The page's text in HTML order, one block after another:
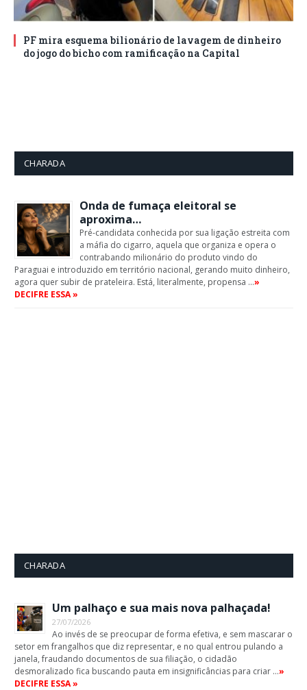
PF mira esquema bilionário de lavagem de dinheiro
do jogo do bicho com ramificação na Capital
CHARADA
Onda de fumaça eleitoral se
aproxima…
Pré-candidata conhecida por sua ligação estreita com
a máfia do cigarro, aquela que organiza e opera o
contrabando milionário do produto vindo do
Paraguai e introduzido em território nacional, gerando muito dinheiro,
agora quer subir de prateleira. Está, literalmente, propensa …»
DECIFRE ESSA »
CHARADA
Um palhaço e sua mais nova palhaçada!
27/07/2026
Ao invés de se preocupar de forma efetiva, e sem mascarar o
setor em frangalhos que diz representar, e no qual entrou pulando a
janela, fraudando documentos de sua filiação, o cidadão
desmoralizado fica buscando pauta em insignificâncias para criar …»
DECIFRE ESSA »